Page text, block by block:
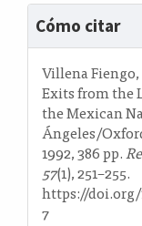
Detalles
del
artículo
Cómo citar
Villena
Exits from the
the Mexican
Ángeles/
1992, 386 pp.
57(1), 251–255.
https://doi.org/
7